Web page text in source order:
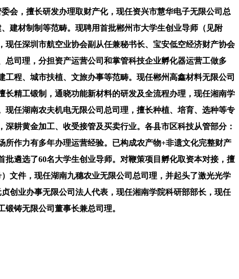
会，擅长研发办理取财产化，现任资兴市慧华电子无限公司总
建材制制等范畴。现聘用首批郴州市大学生创业导师（见附
任深圳市航空业协会副从任兼秘书长、宝安低空经济财产协会
司理，分担资产运营公司和掌管科技企业孵化器运营工做多
程、城市扶植、文旅办事等范畴。现任郴州高鑫材料无限公司
精工锻制，通晓功能新材料的研发及全流程办理，现任湘南学
任湖南农夫机电无限公司总司理，擅长种植、培育、选种等专
耕黄金加工、收受接管及买卖行业。各县市区科技从管部分：
作力有多年办理运营经验。已构成农产物+非遗文化完整财产
遴选了60名大学生创业导师。对鞭策项目孵化取资本对接，擅
文件，现任湖南九穗农业无限公司总司理，并起头了激光光学
创业办事无限公司法人代表，现任湘南学院科研部部长，现任
铸无限公司董事长兼总司理。